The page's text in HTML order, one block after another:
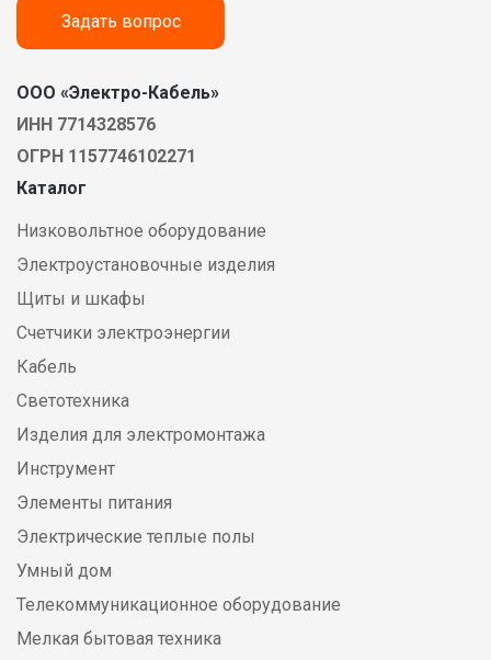
Задать вопрос
ООО «Электро-Кабель»
ИНН 7714328576
ОГРН 1157746102271
Каталог
Низковольтное оборудование
Электроустановочные изделия
Щиты и шкафы
Счетчики электроэнергии
Кабель
Светотехника
Изделия для электромонтажа
Инструмент
Элементы питания
Электрические теплые полы
Умный дом
Телекоммуникационное оборудование
Мелкая бытовая техника